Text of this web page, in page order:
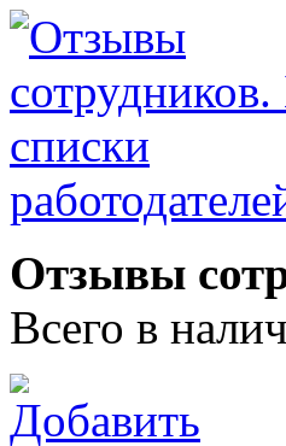
Отзывы
Всего в